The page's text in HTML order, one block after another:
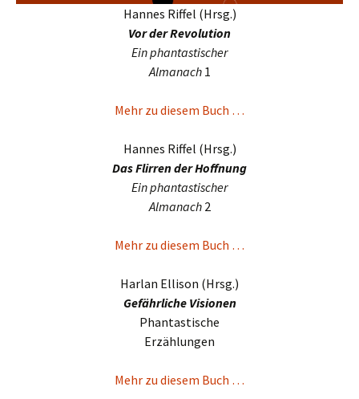
Hannes Riffel (Hrsg.)
Vor der Revolution
Ein phan­ta­sti­scher
Almanach1
Mehr zu diesem Buch …
Hannes Riffel (Hrsg.)
Das Flirren der Hoffnung
Ein phan­ta­sti­scher
Almanach2
Mehr zu diesem Buch …
Harlan Ellison (Hrsg.)
Gefährliche Visionen
Phantastische
Erzählungen
Mehr zu diesem Buch …